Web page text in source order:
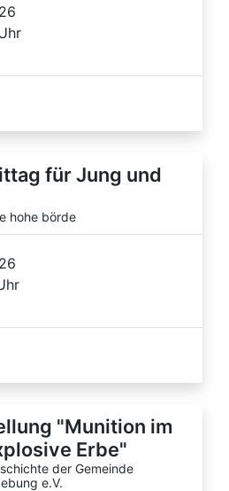
für Jung und
hohe börde
"Munition im
Erbe"
der Gemeinde
e.V.